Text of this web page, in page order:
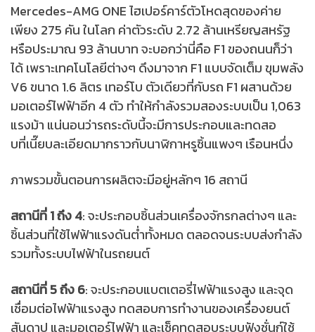
Mercedes-AMG ONE ไฮเปอร์คาร์ตัวโหดสุดของค่าย
เพียง 275 คัน ในโลก ค่าตัวระดับ 2.72 ล้านเหรียญสหรัฐ
หรือประมาณ 93 ล้านบาท จะบอกว่านี่คือ F1 ของถนนก็ว่า
ได้ เพราะเทคโนโลยีต่างๆ ดึงมาจาก F1 แบบจัดเต็ม ขุมพลัง
V6 ขนาด 1.6 ลิตร เทอร์โบ ตัวเดียวที่กับรถ F1 ผสานด้วย
มอเตอร์ไฟฟ้าอีก 4 ตัว ทำให้กำลังรวมสองระบบเป็น 1,063
แรงม้า แน่นอนว่ารถระดับนี้จะมีการประกอบและทดสอ
บที่เนี๊ยบละเอียดมากราวกับนาฬิกาหรูชิ้นแพงๆ เรือนหนึ่ง
ภาพรวมขั้นตอนการผลิตจะมีอยู่หลักๆ 16 สถานี
สถานีที่ 1 ถึง 4: จะประกอบชิ้นส่วนเครื่องจักรกลต่างๆ และ
ชิ้นส่วนที่ใช้ไฟฟ้าแรงดันต่ำทั้งหมด ตลอดจนระบบส่งกำลัง
รวมทั้งระบบไฟฟ้าในรถยนต์
สถานีที่ 5 ถึง 6: จะประกอบแบตเตอรี่ไฟฟ้าแรงสูง และจุด
เชื่อมต่อไฟฟ้าแรงสูง ทดสอบการทำงานของเครื่องยนต์
สันดาป และมอเตอร์ไฟฟ้า และเช็คทดสอบระบบฟังชั่นก์ใช้